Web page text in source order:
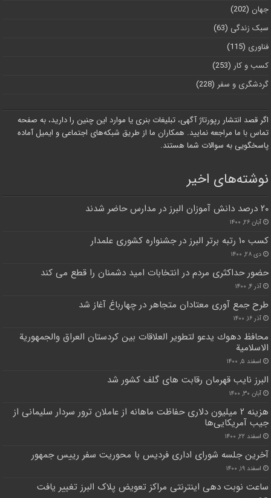
جهان (202)
سبک زندگی (63)
فناوری (115)
کسب و کار (253)
گردشگری و سفر (228)
اگر قصد انتشار رپورتاژ آگهی، تبلیغات بنری یا موارد این چنین را دارید، به صفحه
تماس با ما مراجعه نمایید. همکاران ما از طریق شبکه‌های اجتماعی و ایمیل آماده
پاسخگویی به سوالات شما هستند.
نوشته‌های اخیر
۲۰ درصد دانش آموزان البرز در مدارس حاضر شدند
آبان ۲۶, ۱۴۰۰
کسب ۱۰ رتبه برتر البرز در جشنواره کشوری علمدار
دی ۲۸, ۱۴۰۰
حضور حداکثری مردم در انتخابات امید دشمنان را قطع می کند
آذر ۴, ۱۴۰۰
طرح جمع آوری معتادان متجاهر در چهارباغ آغاز شد
آذر ۱۶, ۱۴۰۰
محافظ دهوك يدعو لتطوير العلاقات بين كردستان العراق والجمهورية
الاسلامية
اسفند ۵, ۱۴۰۰
البرز نایب قهرمان رقابت های گلف کشور شد
آبان ۳۰, ۱۴۰۰
هزینه ۲ میلیون دلاری حفاظت ماهانه از عاملان ترور سردار سلیمانی از
جیب آمریکایی‌ها
اسفند ۲۲, ۱۴۰۰
آخرین جلسه شورای اداری فردیس با محوریت سفر رییس جمهور
اسفند ۱۹, ۱۴۰۰
ساعت نوبت دهی اینترنتی مراکز تعویض پلاک البرز تغییر یافت